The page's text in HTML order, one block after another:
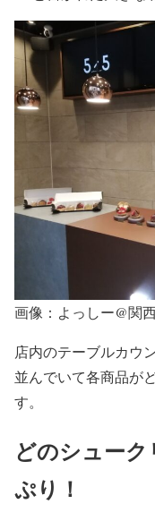
画像：よっしー@関
店内のテーブルカウ
並んでいて各商品が
す。
どのシュー
ぷり！